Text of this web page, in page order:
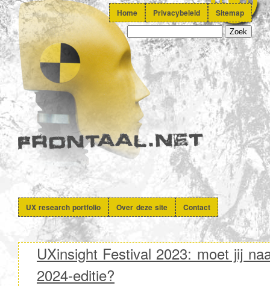
Home Privacybeleid Sitemap
UX research portfolio Over deze site Contact
UXinsight Festival 2023: moet jij
2024-editie?